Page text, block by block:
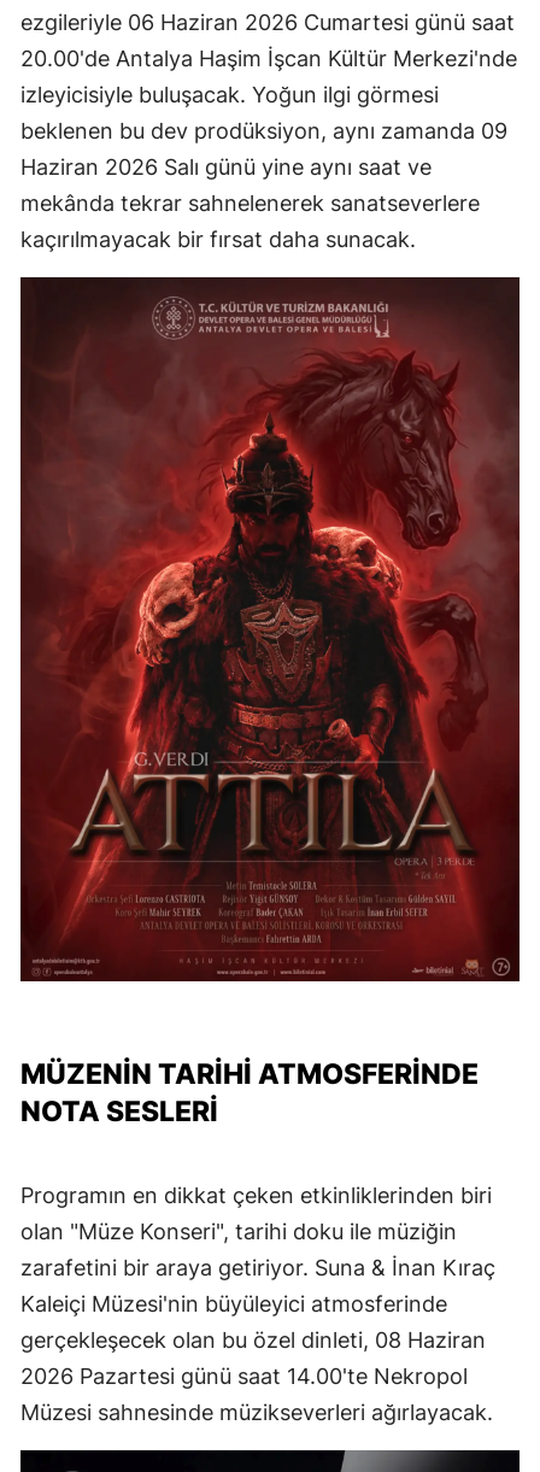
ezgileriyle 06 Haziran 2026 Cumartesi günü saat
20.00'de Antalya Haşim İşcan Kültür Merkezi'nde
izleyicisiyle buluşacak. Yoğun ilgi görmesi
beklenen bu dev prodüksiyon, aynı zamanda 09
Haziran 2026 Salı günü yine aynı saat ve
mekânda tekrar sahnelenerek sanatseverlere
kaçırılmayacak bir fırsat daha sunacak.
MÜZENİN TARİHİ ATMOSFERİNDE
NOTA SESLERİ
Programın en dikkat çeken etkinliklerinden biri
olan "Müze Konseri", tarihi doku ile müziğin
zarafetini bir araya getiriyor. Suna & İnan Kıraç
Kaleiçi Müzesi'nin büyüleyici atmosferinde
gerçekleşecek olan bu özel dinleti, 08 Haziran
2026 Pazartesi günü saat 14.00'te Nekropol
Müzesi sahnesinde müzikseverleri ağırlayacak.